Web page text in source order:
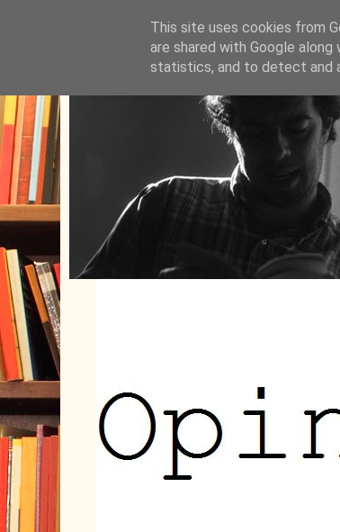
This site uses cookies from
are shared with Google
statistics, and to detect and